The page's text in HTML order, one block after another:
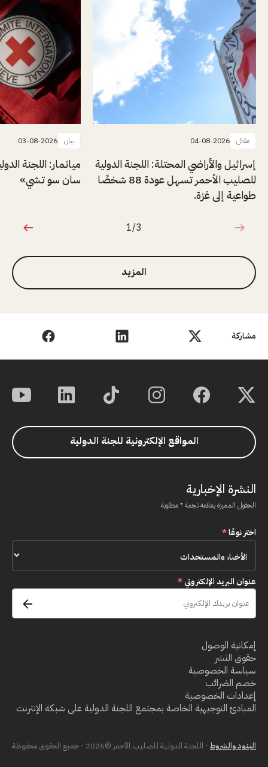
مشاركة
مقال 04-08-2026
إسرائيل والأراضي المحتلة: اللجنة الدولية
للصليب الأحمر تسهل عودة 88 شخصًا
طواعية إلى غزة.
بيان 03-08-2026
ميانمار: اللجنة
سان سو تشي»
1 من 3
1/3
المزيد
المواقع الإلكترونية للجنة الدولية
النشرة الإخبارية
الحقول المميزة بعلامة نجمة * مطلوبة
اختر نوعًا*
عنوان البريد الإلكتروني*
إمكانية الوصول
حقوق النشر
سياسة الخصوصية
خصم الضرائب
إعدادات الخصوصية
المبادئ التوجيهية الخاصة بمجتمع اللجنة الدولية على شبكة الإنترنت
البنود والشروط - اللجنة الدولية للصليب الأحمر ©2026 - جميع الحقوق محفوظة